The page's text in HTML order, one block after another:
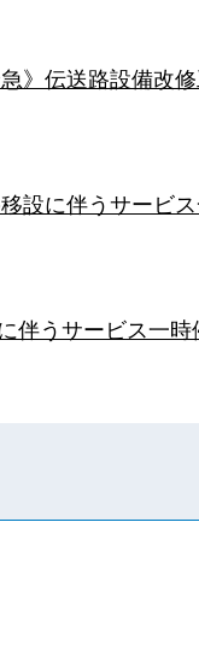
》伝送路設備改
設に伴うサービ
伴うサービス一時